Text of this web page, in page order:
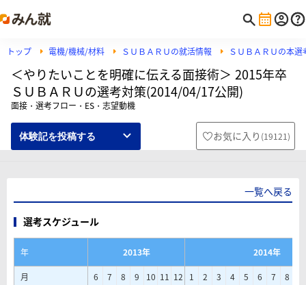
トップ 電機/機械/材料 ＳＵＢＡＲＵの就活情報 ＳＵＢＡＲＵの本
＜やりたいことを明確に伝える面接術＞ 2015年卒
ＳＵＢＡＲＵの選考対策(2014/04/17公開)
面接・選考フロー・ES・志望動機
体験記を投稿する お気に入り (19121)
一覧へ戻る
選考スケジュール
年 2013年
2014年
月
6 7 8 9 10 11 12 1 2 3 4 5 6 7 8